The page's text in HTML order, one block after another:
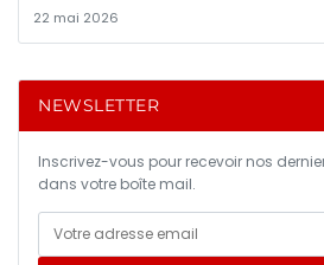
22 mai 2026
NEWSLETTER
Inscrivez-vous pour recevoir nos
dans votre boîte mail.